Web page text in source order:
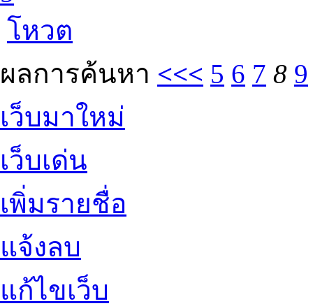
โหวต
ผลการค้นหา <<< 5 6 7 8 9
เว็บมาใหม่
เว็บเด่น
เพิ่มรายชื่อ
แจ้งลบ
แก้ไขเว็บ